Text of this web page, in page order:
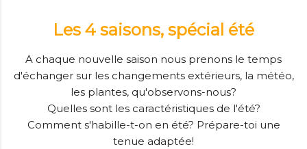
Les 4 saisons, spécial été
A chaque nouvelle saison nous prenons le temps
d'échanger sur les changements extérieurs, la météo,
les plantes, qu'observons-nous?
Quelles sont les caractéristiques de l'été?
Comment s'habille-t-on en été? Prépare-toi une
tenue adaptée!